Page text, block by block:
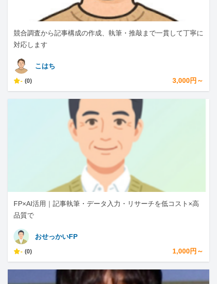
競合調査から記事構成の作成、執筆・推敲まで一貫して丁寧に
対応します
こはち
- (0) 3,000円～
FP×AI活用｜記事執筆・データ入力・リサーチを低コスト×高
品質で
おせっかいFP
- (0) 1,000円～